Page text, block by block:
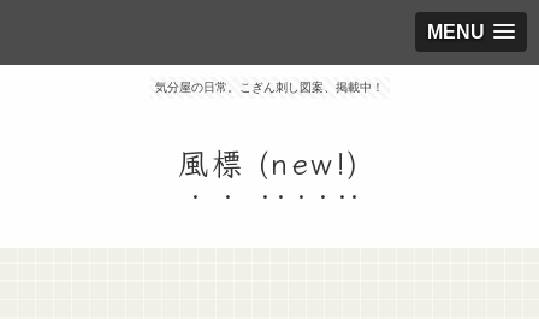
MENU
気分屋の日常。こぎん刺し図案、掲載中！
風標 (new!)